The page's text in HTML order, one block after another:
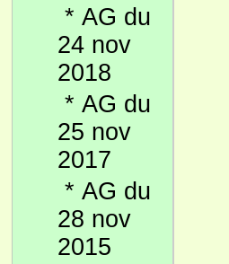
* AG du
24 nov
2018
* AG du
25 nov
2017
* AG du
28 nov
2015